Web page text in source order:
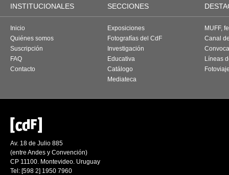
INSTITUCIONALES SECCIONES
Inicio
Quiénes somos
Suscripción
FAQ
Contacto
Exposiciones
Fotografías del CdF
Investigación
Educativa
Catálogo
Mediateca
MUFF,
Canal
Líneas
Av. 18 de Julio 885
(entre Andes y Convención)
CP 11100. Montevideo. Uruguay
Tel: [598 2] 1950 7960